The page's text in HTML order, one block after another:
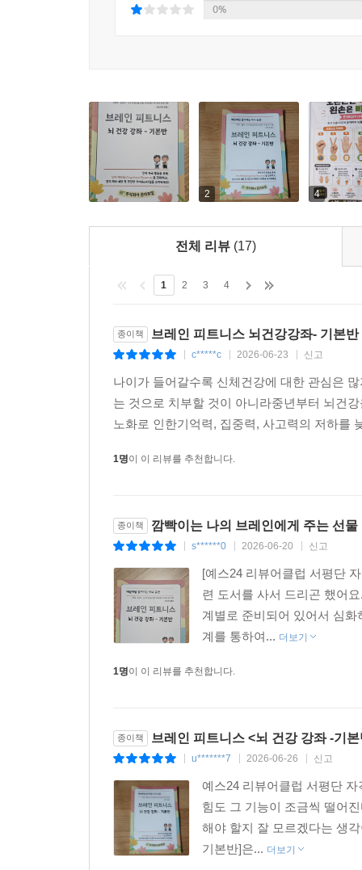
0%
2 4
전체 리뷰 (17)
1 2 3 4
종이책 브레인 피트니스 뇌건강강좌- 기본반
c*****c 2026-06-23 신고
나이가 들어갈수록 신체건강에 대한 관심은
는 것으로 치부할 것이 아니라중년부터 뇌건
노화로 인한기억력, 집중력, 사고력의 저하를
1명이 이 리뷰를 추천합니다.
종이책 깜빡이는 나의 브레인에게 주는 선물
s******0 2026-06-20 신고
[예스24 리뷰어클럽 서평단
련 도서를 사서 드리곤 했어
계별로 준비되어 있어서 심
계를 통하여... 더보기
1명이 이 리뷰를 추천합니다.
종이책 브레인 피트니스 <뇌 건강 강좌 -기
u*******7 2026-06-26 신고
예스24 리뷰어클럽 서평단
힘도 그 기능이 조금씩 떨어
해야 할지 잘 모르겠다는 생
기본반]은... 더보기